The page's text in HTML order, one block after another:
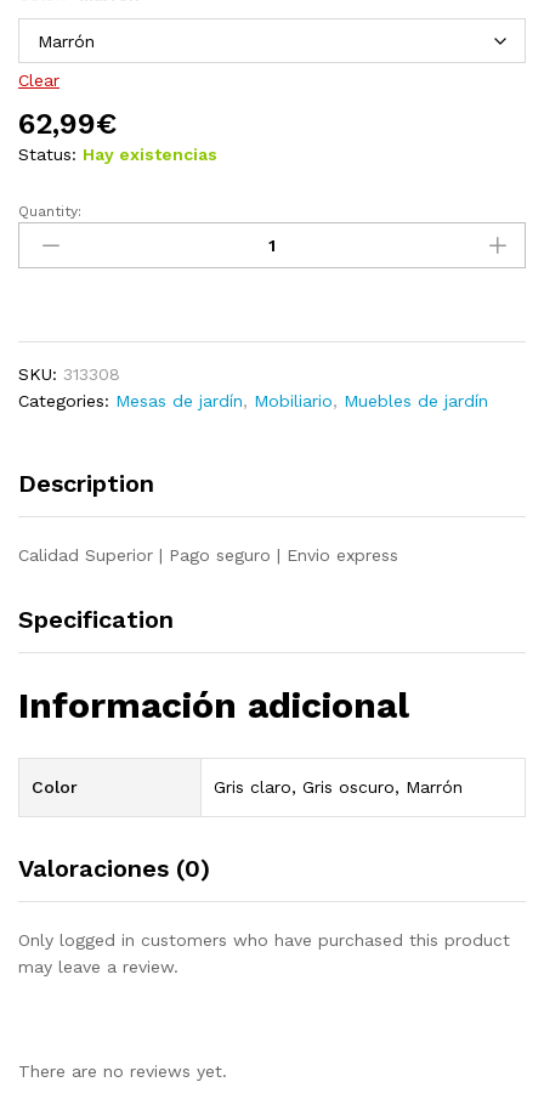
Clear
62,99€
Status: Hay existencias
Mesa
jardín
oscuro
45x45x46,5
Quantity:
SKU: 313308
Categories: Mesas de jardín, Mobiliario, Muebles de jardín
Description
Calidad Superior | Pago seguro | Envio express
Specification
Información adicional
Color Gris claro, Gris oscuro, Marrón
Valoraciones (0)
Only logged in customers who have purchased this product
may leave a review.
There are no reviews yet.